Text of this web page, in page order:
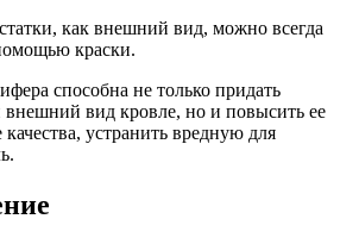
как внешний вид, можно всегда
краски.
способна не только придать
внешний вид кровле, но и повысить ее
устранить вредную для